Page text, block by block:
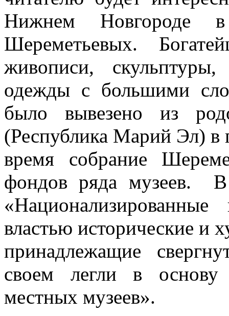
Нижнем Новгороде
Шереметьевых.
живописи,
одежды с большими
было вывезено из
(Республика Марий Эл) в
время собрание
фондов ряда музеев. В
властью исторические и
принадлежащие
своем легли в основу
местных музеев».